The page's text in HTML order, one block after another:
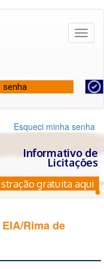
Esqueci minha senha
Informativo de
Licitações
gratuita aqui
Rima de